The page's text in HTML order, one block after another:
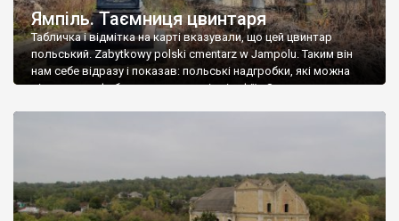
Ямпіль. Таємниця цвинтаря
Табличка і відмітка на карті вказували, що цей цвинтар
польський. Zabytkowy polski cmentarz w Jampolu. Таким він
нам себе відразу і показав: польські надгробки, які можна
віднести до фабричних, польські епітафії… Загалом цвинтар